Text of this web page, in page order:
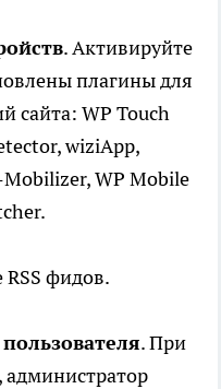
. Активируйте
плагины для
сайта: WP Touch
wiziApp,
WP Mobile
фидов.
. При
администратор